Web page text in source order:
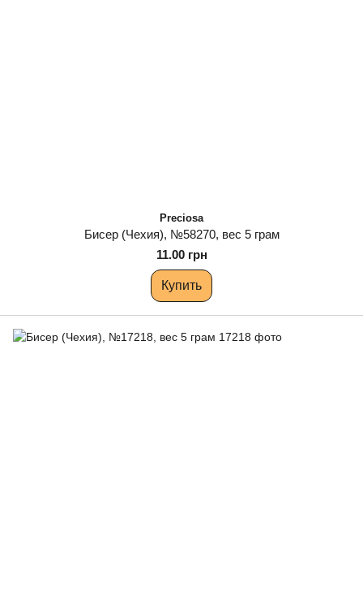
Preciosa
Бисер (Чехия), №58270, вес 5 грам
11.00 грн
Купить